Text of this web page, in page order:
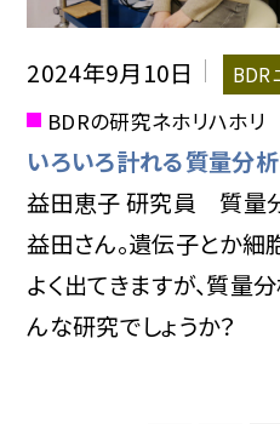
2024年9月10日 BDR
BDRの研究ネホリハホリ
いろいろ計れる質量分
益田恵子 研究員 質量
益田さん。遺伝子とか細
よく出てきますが、質量
んな研究でしょうか？